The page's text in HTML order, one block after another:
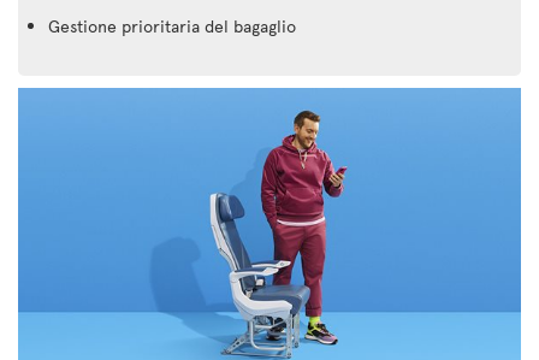
Gestione prioritaria del bagaglio